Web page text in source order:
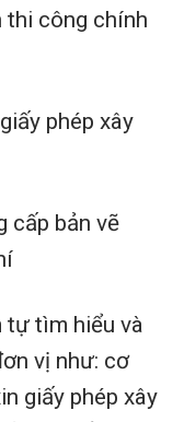
thi công chính
phép xây
cấp bản vẽ
tự tìm hiểu và
vị như: cơ
giấy phép xây